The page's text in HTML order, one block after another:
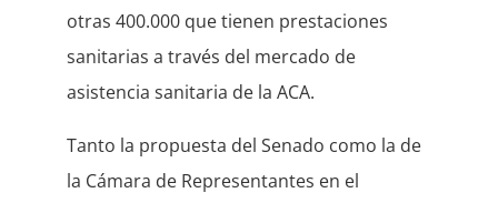
otras 400.000 que tienen prestaciones
sanitarias a través del mercado de
asistencia sanitaria de la ACA.
Tanto la propuesta del Senado como la de
la Cámara de Representantes en el